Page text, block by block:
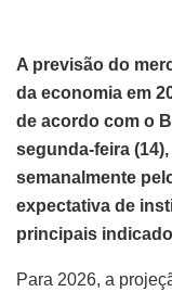
A previsão do
da economia em
de acordo com o
segunda-feira
semanalmente
expectativa de
principais
Para 2026, a